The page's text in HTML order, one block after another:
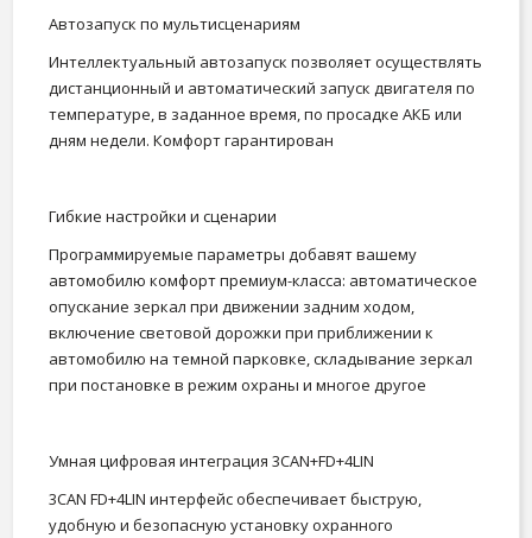
Автозапуск по мультисценариям
Интеллектуальный автозапуск позволяет осуществлять
дистанционный и автоматический запуск двигателя по
температуре, в заданное время, по просадке АКБ или
дням недели. Комфорт гарантирован
Гибкие настройки и сценарии
Программируемые параметры добавят вашему
автомобилю комфорт премиум-класса: автоматическое
опускание зеркал при движении задним ходом,
включение световой дорожки при приближении к
автомобилю на темной парковке, складывание зеркал
при постановке в режим охраны и многое другое
Умная цифровая интеграция 3CAN+FD+4LIN
3CAN FD+4LIN интерфейс обеспечивает быструю,
удобную и безопасную установку охранного